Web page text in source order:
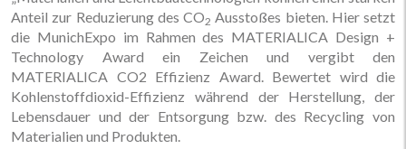
Anteil zur Reduzierung des CO2 Ausstoßes bieten. Hier setzt
die MunichExpo im Rahmen des MATERIALICA Design +
Technology Award ein Zeichen und vergibt den
MATERIALICA CO2 Effizienz Award. Bewertet wird die
Kohlenstoffdioxid-Effizienz während der Herstellung, der
Lebensdauer und der Entsorgung bzw. des Recycling von
Materialien und Produkten.